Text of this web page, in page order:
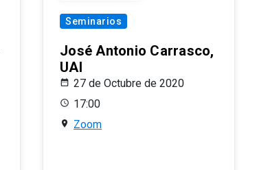
Seminarios
José Antonio Carrasco,
UAI
27 de Octubre de 2020
17:00
Zoom